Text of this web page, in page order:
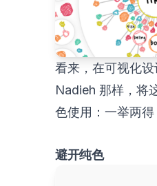
看来，在可视化
Nadieh 那样，将
色使用：一举两得
避开纯色